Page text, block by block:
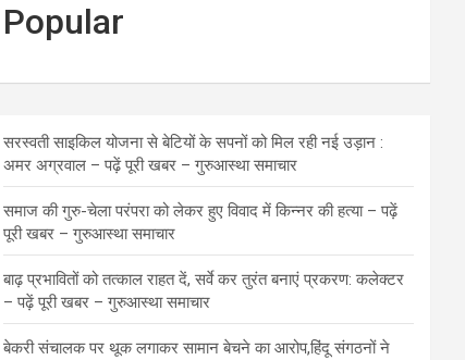
Popular
सरस्वती साइकिल योजना से बेटियों के सपनों को मिल रही नई उड़ान :
अमर अग्रवाल – पढ़ें पूरी खबर – गुरुआस्था समाचार
समाज की गुरु-चेला परंपरा को लेकर हुए विवाद में किन्नर की हत्या – पढ़ें
पूरी खबर – गुरुआस्था समाचार
बाढ़ प्रभावितों को तत्काल राहत दें, सर्वे कर तुरंत बनाएं प्रकरण: कलेक्टर
– पढ़ें पूरी खबर – गुरुआस्था समाचार
बेकरी संचालक पर थूक लगाकर सामान बेचने का आरोप,हिंदू संगठनों ने